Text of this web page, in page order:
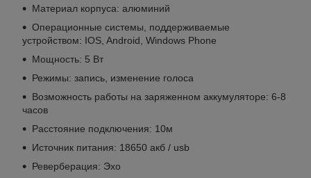
Материал корпуса: алюминий
Операционные системы, поддерживаемые
устройством: IOS, Android, Windows Phone
Мощность: 5 Вт
Режимы: запись, изменение голоса
Возможность работы на заряженном аккумуляторе: 6-8
часов
Расстояние подключения: 10м
Источник питания: 18650 акб / usb
Реверберация: Эхо